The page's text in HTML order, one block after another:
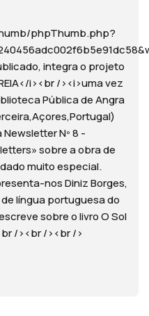
phpThumb.php?
integra o projeto
i><br /><i>uma vez
Pública de Angra
Nº 8 -
sobre a obra de
muito especial.
nos Diniz Borges,
língua portuguesa do
sobre o livro O Sol
/><br /><br />